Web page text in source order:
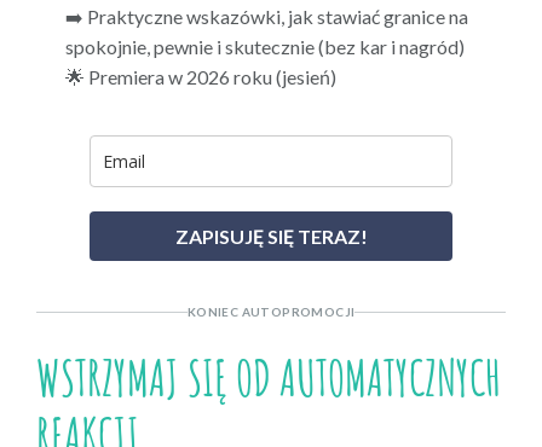
➡️ Praktyczne wskazówki, jak stawiać granice na
spokojnie, pewnie i skutecznie (bez kar i nagród)
🌟 Premiera w 2026 roku (jesień)
ZAPISUJĘ SIĘ TERAZ!
KONIEC AUTOPROMOCJI
WSTRZYMAJ SIĘ OD AUTOMATYCZNYCH